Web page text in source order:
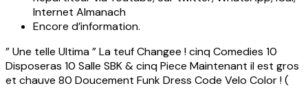
Internet Almanach
Encore d’information.
” Une telle Ultima ” La teuf Changee ! cinq Comedies 10
Disposeras 10 Salle SBK & cinq Piece Maintenant il est gros
et chauve 80 Doucement Funk Dress Code Velo Color ! (